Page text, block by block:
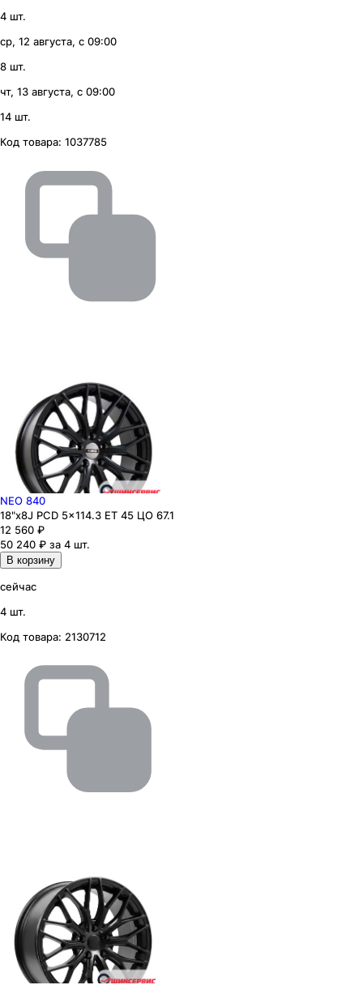
4 шт.
ср, 12 августа, с 09:00
8 шт.
чт, 13 августа, с 09:00
14 шт.
Код товара: 1037785
NEO 840
18"x8J PCD 5x114.3 ЕТ 45 ЦО 67.1
12 560 ₽
50 240 ₽ за 4 шт.
В корзину
сейчас
4 шт.
Код товара: 2130712